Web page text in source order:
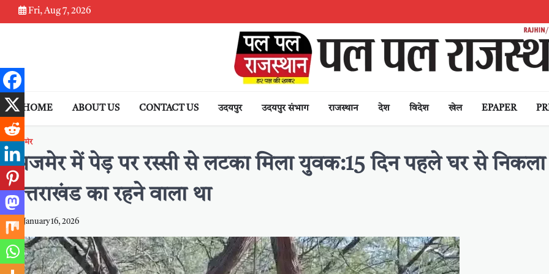
Skip
to
Fri, Aug 7, 2026
HOME ABOUT US CONTACT US उदयपुर उदयपुर संभाग राजस्थान देश विदेश खेल EPAPER
अजमेर
अजमेर में पेड़ पर रस्सी से लटका मिला युवक:15 दिन पहले घर से निकला
उत्तराखंड का रहने वाला था
January 16, 2026